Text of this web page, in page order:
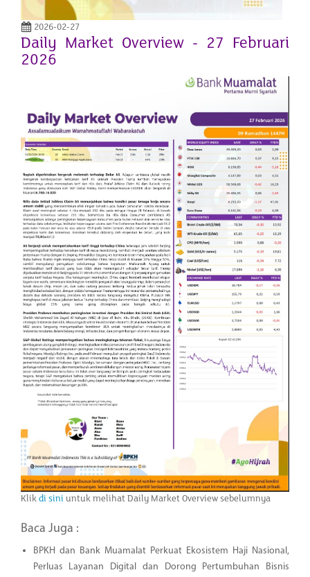
2026-02-27
Daily Market Overview - 27 Februari
2026
Klikdi sini untuk melihat Daily Market Overview sebelumnya
Baca Juga :
BPKH dan Bank Muamalat Perkuat Ekosistem Haji Nasional,
Perluas Layanan Digital dan Dorong Pertumbuhan Bisnis